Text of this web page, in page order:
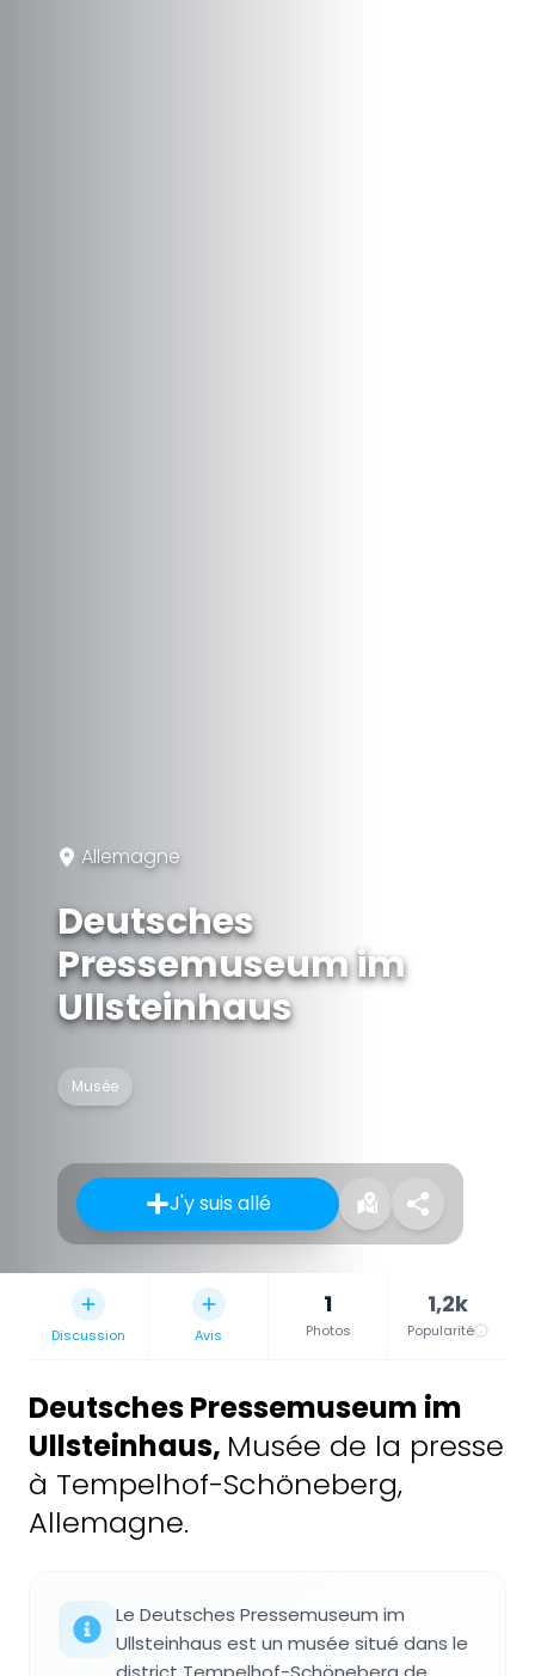
Allemagne
Deutsches
Pressemuseum im
Ullsteinhaus
Musée
J'y suis allé
Discussion Avis
1
Photos
1,2k
Popularité
Deutsches Pressemuseum im
Ullsteinhaus, Musée de la presse
à Tempelhof-Schöneberg,
Allemagne.
Le Deutsches Pressemuseum im
Ullsteinhaus est un musée situé dans le